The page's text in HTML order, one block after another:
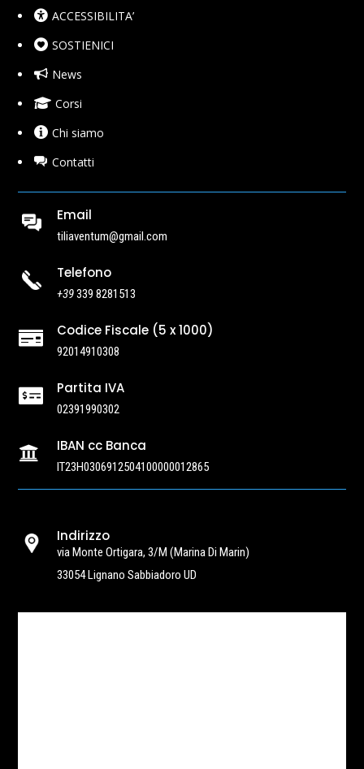
ACCESSIBILITA’
SOSTIENICI
News
Corsi
Chi siamo
Contatti
Email
tiliaventum@gmail.com
Telefono
+39339 8281513
 Codice Fiscale (5 x 1000)
92014910308
 Partita IVA
02391990302
 IBAN cc Banca
IT23H0306912504100000012865
Indirizzo
via Monte Ortigara, 3/M (Marina Di Marin)
33054 Lignano Sabbiadoro UD